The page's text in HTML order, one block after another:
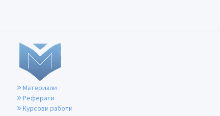
Материали
Реферати
Курсови работи